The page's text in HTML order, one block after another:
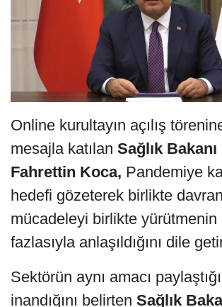
Online kurultayın açılış
mesajla katılan Sağlık Bakanı
Fahrettin Koca, Pandemiye
hedefi gözeterek birlikte
mücadeleyi birlikte yürütmenin
fazlasıyla anlaşıldığını dile
Sektörün aynı amacı
inandığını belirten Sağlık